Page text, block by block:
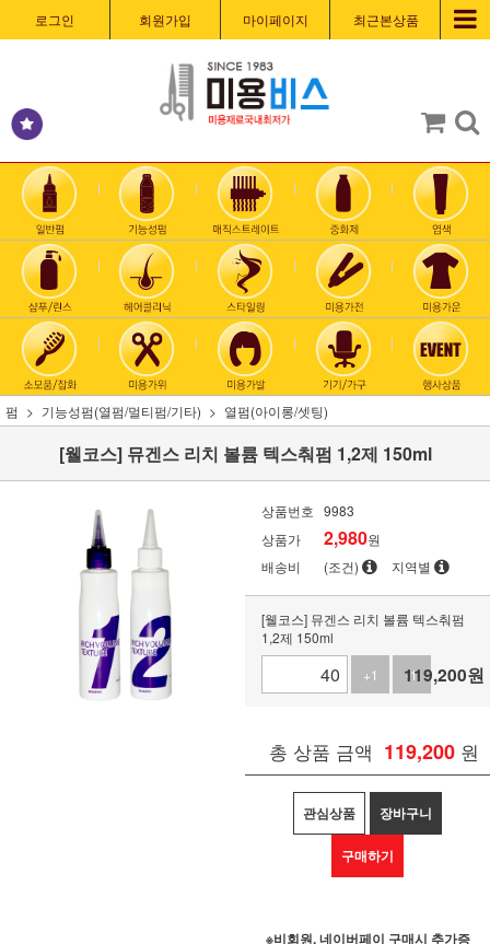
로그인 회원가입 마이페이지 최근본상품
펌 기능성펌(열펌/멀티펌/기타) 열펌(아이롱/셋팅)
[웰코스] 뮤겐스 리치 볼륨 텍스춰펌 1,2제 150ml
상품번호 9983
상품가
2,980원
배송비
(조건) 지역별
[웰코스] 뮤겐스 리치 볼륨 텍스춰펌
1,2제 150ml
+1
-1
119,200원
총 상품 금액 119,200 원
관심상품 장바구니
구매하기
※비회원, 네이버페이 구매시 추가증